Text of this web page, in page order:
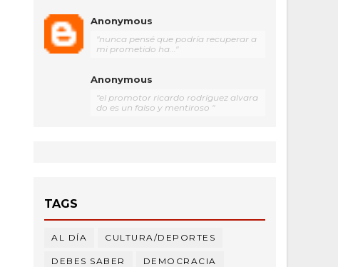
Anonymous
"nunca pensé que podría recuperar a
mi prometido ha..."
Anonymous
"el promotor ricardo rodríguez alvara
do es un falso y mentiroso "
TAGS
AL DÍA CULTURA/DEPORTES
DEBES SABER DEMOCRACIA